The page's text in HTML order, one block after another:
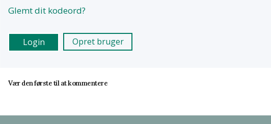
Glemt dit kodeord?
Opret bruger
Vær den første til at kommentere